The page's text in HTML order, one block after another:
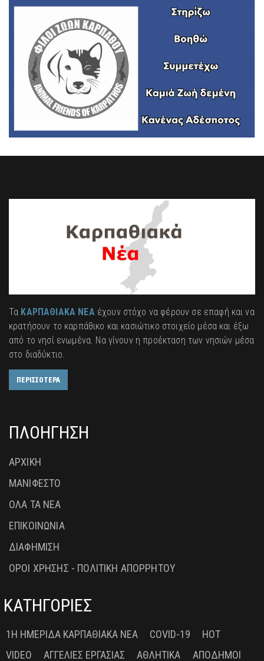
Τα ΚΑΡΠΑΘΙΑΚΑ ΝΕΑέχουν στόχο να φέρουν σε επαφή και να
κρατήσουν το καρπάθικο και κασιώτικο στοιχείο μέσα και έξω
από το νησί ενωμένα. Να γίνουν η προέκταση των νησιών μέσα
στο διαδύκτιο.
ΠΕΡΙΣΣΟΤΕΡΑ
ΠΛΟΗΓΗΣΗ
ΑΡΧΙΚΗ
ΜΑΝΙΦΕΣΤΟ
ΟΛΑ ΤΑ ΝΕΑ
ΕΠΙΚΟΙΝΩΝΙΑ
ΔΙΑΦΗΜΙΣΗ
ΟΡΟΙ ΧΡΗΣΗΣ - ΠΟΛΙΤΙΚΗ ΑΠΟΡΡΗΤΟΥ
ΚΑΤΗΓΟΡΙΕΣ
1Η ΗΜΕΡΊΔΑ ΚΑΡΠΑΘΙΑΚΆ ΝΈΑ COVID-19
HOT
VIDEO
ΑΓΓΕΛΊΕΣ ΕΡΓΑΣΊΑΣ ΑΘΛΗΤΙΚΆ ΑΠΌΔΗΜΟΙ